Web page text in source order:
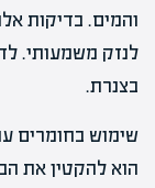
והמים. בדיקות
לנזק משמעותי.
בצנרת.
שימוש בחומרים
הוא להקטין את